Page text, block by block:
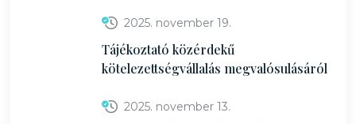
2025. november 19.
Tájékoztató közérdekű
kötelezettségvállalás megvalósulásáról
2025. november 13.